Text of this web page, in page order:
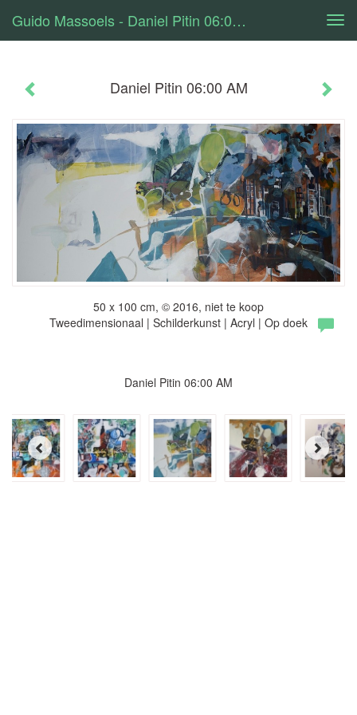
Guido Massoels - Daniel Pitin 06:00 AM
Daniel Pitin 06:00 AM
50 x 100 cm, © 2016, niet te koop
Tweedimensionaal | Schilderkunst | Acryl | Op doek
Daniel Pitin 06:00 AM